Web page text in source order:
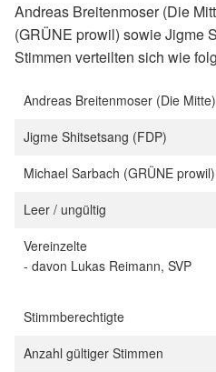
Andreas Breitenmoser (Die
(GRÜNE prowil) sowie Jigme
Stimmen verteilten sich wie
Andreas Breitenmoser (Die Mitte)
Jigme Shitsetsang (FDP)
Michael Sarbach (GRÜNE prowil)
Leer / ungültig
Vereinzelte
- davon Lukas Reimann, SVP
Stimmberechtigte
Anzahl gültiger Stimmen